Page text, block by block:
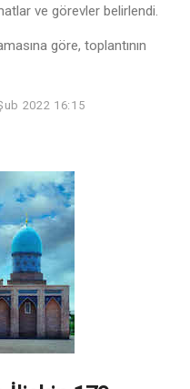
ve görevler belirlendi.
göre, toplantının
2022 16:15